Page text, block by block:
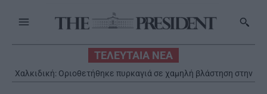
ΤΕΛΕΥΤΑΙΑ ΝΕΑ
Χαλκιδική: Οριοθετήθηκε πυρκαγιά σε χαμηλή βλάστηση στην
περιοχή Πυργαδίκια